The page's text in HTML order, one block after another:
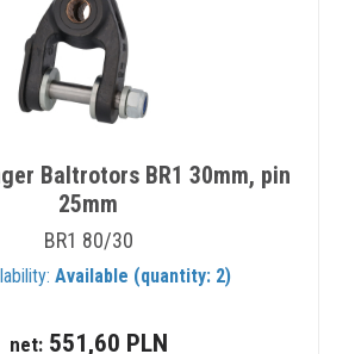
Baltrotors BR1 30mm, pin
25mm
BR1 80/30
Available (quantity: 2)
net:551,60 PLN